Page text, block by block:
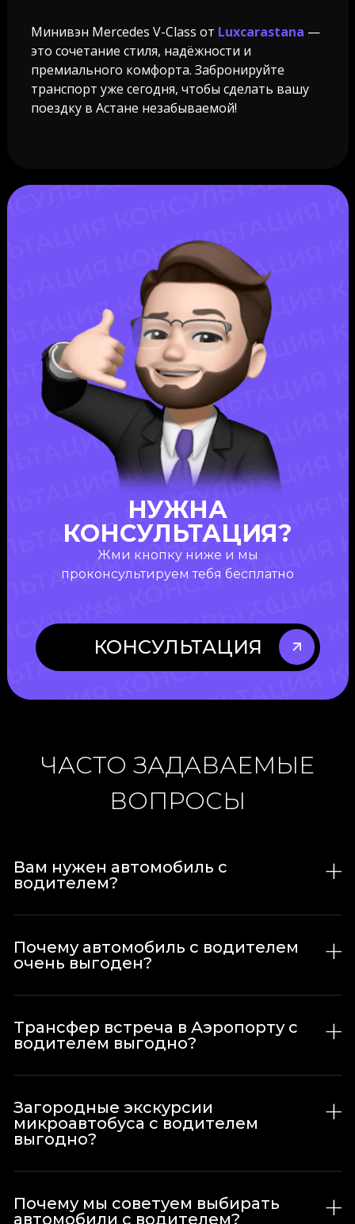
Минивэн Mercedes V-Class от Luxcarastana —
это сочетание стиля, надёжности и
премиального комфорта. Забронируйте
транспорт уже сегодня, чтобы сделать вашу
поездку в Астане незабываемой!
НУЖНА
КОНСУЛЬТАЦИЯ?
Жми кнопку ниже и мы
проконсультируем тебя бесплатно
КОНСУЛЬТАЦИЯ
ЧАСТО ЗАДАВАЕМЫЕ
ВОПРОСЫ
Вам нужен автомобиль с
водителем?
Почему автомобиль с водителем
очень выгоден?
Трансфер встреча в Аэропорту с
водителем выгодно?
Загородные экскурсии
микроавтобуса с водителем
выгодно?
Почему мы советуем выбирать
автомобили с водителем?